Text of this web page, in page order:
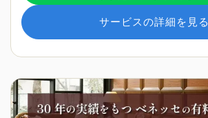
サービスの詳細を見る